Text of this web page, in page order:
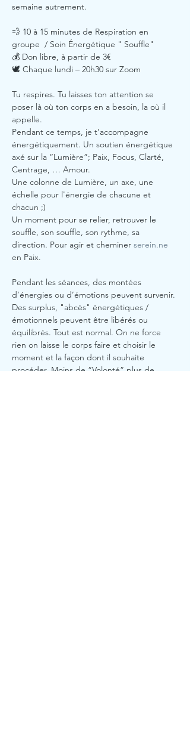
semaine autrement.
💨 10 à 15 minutes de Respiration en
groupe  / Soin Énergétique " Souffle"
💰 Don libre, à partir de 3€
🕊️ Chaque lundi – 20h30 sur Zoom
Tu respires. Tu laisses ton attention se
poser là où ton corps en a besoin, la où il
appelle.
Pendant ce temps, je t’accompagne
énergétiquement. Un soutien énergétique
axé sur la “Lumière”; Paix, Focus, Clarté,
Centrage, … Amour.
Une colonne de Lumière, un axe, une
échelle pour l'énergie de chacune et
chacun ;)
Un moment pour se relier, retrouver le
souffle, son souffle, son rythme, sa
direction. Pour agir et cheminer serein.ne
en Paix.
Pendant les séances, des montées
d’énergies ou d’émotions peuvent survenir.
Des surplus, "abcès" énergétiques /
émotionnels peuvent être libérés ou
équilibrés. Tout est normal. On ne force
rien on laisse le corps faire et choisir le
moment et la façon dont il souhaite
procéder. Moins de “Volonté” plus de